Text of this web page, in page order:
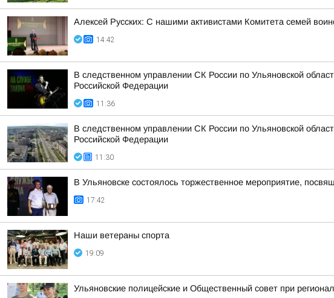
Алексей Русских: С нашими активистами Комитета семей
14:42
В следственном управлении СК России по Ульяновской
Российской Федерации
11:36
В следственном управлении СК России по Ульяновской
Российской Федерации
11:30
В Ульяновске состоялось торжественное мероприятие,
17:42
Наши ветераны спорта
19:09
Ульяновские полицейские и Общественный совет при